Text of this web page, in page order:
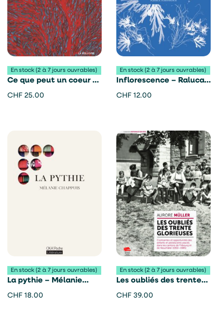
En stock (2 à 7 jours ouvrables)
Ce que peut un coeur –
Julien Burri
CHF 25.00
En stock (2 à 7 jours ouvrables)
Inflorescence – Raluca
Antonescu
CHF 12.00
En stock (2 à 7 jours ouvrables)
La pythie – Mélanie
Chappuis
CHF 18.00
En stock (2 à 7 jours ouvrables)
Les oubliés des trente
glorieuses – Aurore
CHF 39.00